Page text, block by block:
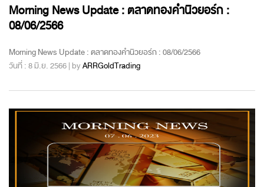
Morning News Update : ตลาดทองคำนิวยอร์ก :
08/06/2566
Morning News Update : ตลาดทองคำนิวยอร์ก : 08/06/2566
วันที่ : 8 มิ.ย. 2566 | byARRGoldTrading